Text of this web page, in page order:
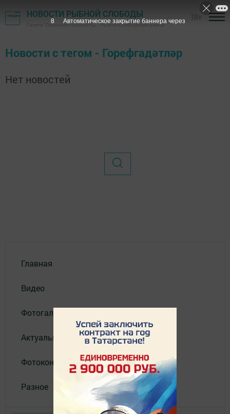
НОВОСТИ РЫБНОЙ СЛОБОДЫ
Газета "Сельские горизонты" - Рыбно-Слободский район
Новости с тегом - Горефгадәтләр
Нет новостей
Главная
Видео
Фотогалереи
Актуальное видео
Фотоконкурс
Разное
7 Автоматическое закрытие баннера через